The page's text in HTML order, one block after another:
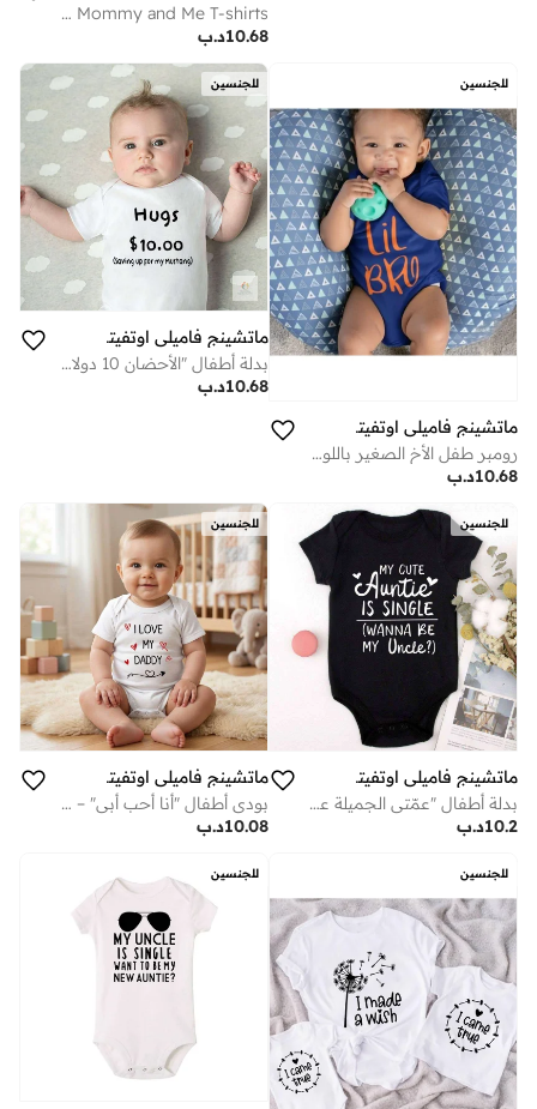
Bestie Mommy and Me T-shirts
د.ب10.68
للجنسين
ماتشينج فاميلي اوتفيتس
رومبر طفل الأخ الصغير باللون الكحلي – بدلة رضّع مضحكة بطباعة «الأخ الصغير»، مصنوعة من قطن ناعم بأكمام قصيرة لحديثي الولادة، زي كاجوال لطيف للأطفال الأولاد، هدية جميلة لحفلات استقبال المولود ومناسبة للارتداء اليومي (كحلي)
د.ب10.68
للجنسين
ماتشينج فاميلي اوتفيتس
بدلة أطفال "الأحضان 10 دولارات" – رومبر رضّع بعبارة مضحكة مطبوعة، زي حديثي الولادة لطيف مصنوع من قطن ناعم بأكمام قصيرة، مناسب للأولاد والبنات، هدية مرِحة لحفلات استقبال المولود ولمتعة العائلة (أبيض)
د.ب10.68
للجنسين
ماتشينج فاميلي اوتفيتس
بدلة أطفال "عمّتي الجميلة عزباء، هل تريد أن تكون عمّي؟" – رومبر رضّع بعبارة مرِحة وجذّابة، مصنوع من قطن ناعم بأكمام قصيرة، زي مريح لحديثي الولادة، مناسب للأولاد والبنات، هدية عائلية لطيفة ومميزة (أسود)
د.ب10.2
للجنسين
ماتشينج فاميلي اوتفيتس
بودي أطفال "أنا أحب أبي" – لباس رضّع لطيف بتصميم قلب وسهم، رومبر قطني ناعم للأولاد والبنات، زي حديثي الولادة محبب وأنيق، هدية مثالية لحفلات استقبال المولود، مناسب للاستخدام اليومي
د.ب10.08
للجنسين للجنسين